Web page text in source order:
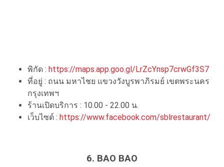
พิกัด : https://maps.app.goo.gl/LrZcYnsp7crwGf3S7
ที่อยู่ : ถนน มหาไชย แขวงวังบูรพาภิรมย์ เขตพระนคร
กรุงเทพฯ
ร้านเปิดบริการ : 10.00 - 22.00 น.
เว็บไซต์ : https://www.facebook.com/sblrestaurant/
6. BAO BAO